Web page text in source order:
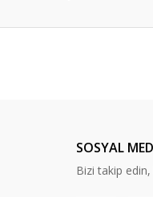
SOSYAL
Bizi takip edin,